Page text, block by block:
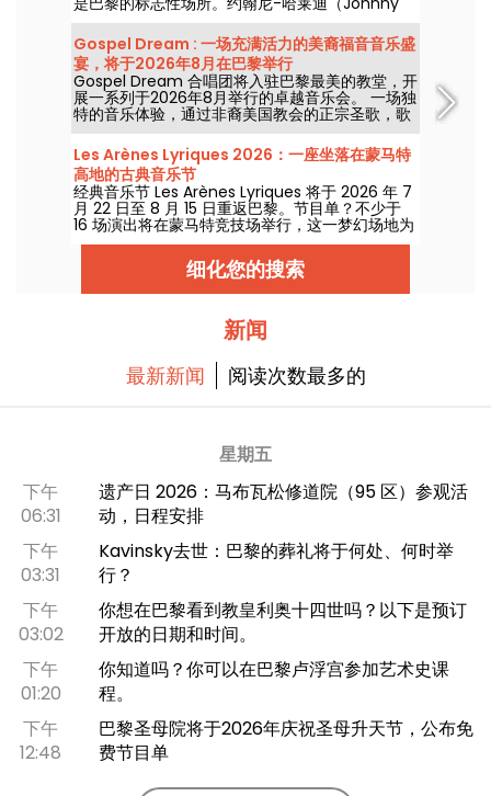
Hallyday）、雷-查尔斯（Ray Charles）、滚石
乐队（The Rolling Stones）和披头士乐队（The
Beatles）都曾在此举办过音乐会！
Gospel Dream : 一场充满活力的美裔福音音乐盛
宴，将于2026年8月在巴黎举行
Gospel Dream 合唱团将入驻巴黎最美的教堂，开
展一系列于2026年8月举行的卓越音乐会。 一场独
特的音乐体验，通过非裔美国教会的正宗圣歌，歌
颂希望、团结与韧性。
Les Arènes Lyriques 2026：一座坐落在蒙马特
高地的古典音乐节
经典音乐节 Les Arènes Lyriques 将于 2026 年 7
月 22 日至 8 月 15 日重返巴黎。节目单？不少于
16 场演出将在蒙马特竞技场举行，这一梦幻场地为
聆听经典乐章提供了理想背景。
细化您的搜索
新闻
最新新闻 阅读次数最多的
星期五
下午
06:31
遗产日 2026：马布瓦松修道院（95 区）参观活
动，日程安排
下午
03:31
Kavinsky去世：巴黎的葬礼将于何处、何时举
行？
下午
03:02
你想在巴黎看到教皇利奥十四世吗？以下是预订
开放的日期和时间。
下午
01:20
你知道吗？你可以在巴黎卢浮宫参加艺术史课
程。
下午
12:48
巴黎圣母院将于2026年庆祝圣母升天节，公布免
费节目单